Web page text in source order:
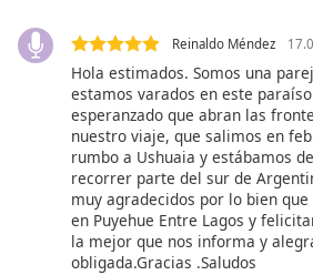
Reinaldo Méndez
Hola estimados. Somos una
estamos varados en este
esperanzado que abran las
nuestro viaje, que salimos en
rumbo a Ushuaia y estábamos
recorrer parte del sur de
muy agradecidos por lo bien
en Puyehue Entre Lagos y
la mejor que nos informa y
obligada.Gracias .Saludos